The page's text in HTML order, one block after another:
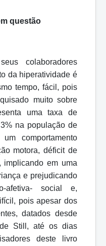
questão
colaboradores
da hiperatividade é
tempo, fácil, pois
muito sobre
uma taxa de
na população de
comportamento
motora, déficit de
implicando em uma
e prejudicando
afetiva- social e,
pois apesar dos
datados desde
Still, até os dias
deste livro